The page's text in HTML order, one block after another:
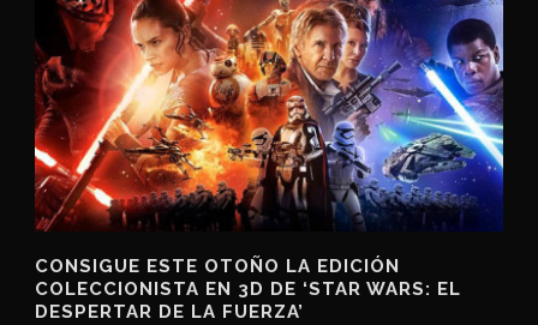
CONSIGUE ESTE OTOÑO LA EDICIÓN
COLECCIONISTA EN 3D DE ‘STAR WARS: EL
DESPERTAR DE LA FUERZA’